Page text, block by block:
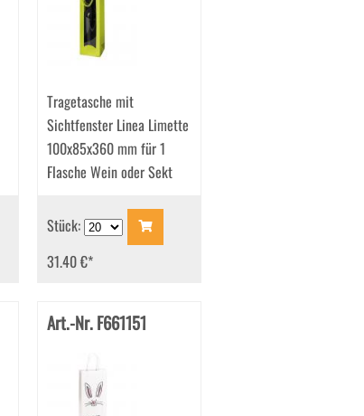
Tragetasche mit
Sichtfenster Linea Limette
100x85x360 mm für 1
Flasche Wein oder Sekt
Stück:
31.40 €*
Art.-Nr. F661151